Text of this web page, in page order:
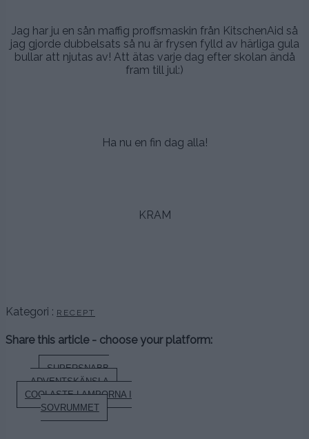
Jag har ju en sån maffig proffsmaskin från KitschenAid så
jag gjorde dubbelsats så nu är frysen fylld av härliga gula
bullar att njutas av! Att ätas varje dag efter skolan ändå
fram till jul:)
Ha nu en fin dag alla!
KRAM
Kategori : RECEPT
Share this article - choose your platform:
Inläggsnavigering
SUPERSNABB
ADVENTSKÄNSLA
COOLASTE LAMPORNA I
SOVRUMMET